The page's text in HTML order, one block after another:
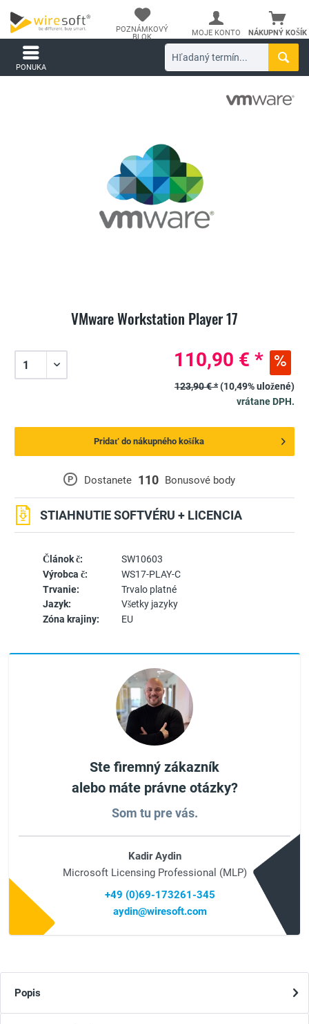
NÁKUPNÝ KOŠÍK
POZNÁMKOVÝ
BLOK
MOJE KONTO
PONUKA
VMware Workstation Player 17
Článok č:
SW10603
Výrobca č:
WS17-PLAY-C
Trvanie:
Trvalo platné
Jazyk:
Všetky jazyky
Zóna krajiny:
EU
P Dostanete 110 Bonusové body
STIAHNUTIE SOFTVÉRU + LICENCIA
110,90 € *
123,90 € *(10,49% uložené)
vrátane DPH.
Pridať do nákupného košíka
Ste firemný zákazník
alebo máte právne otázky?
Som tu pre vás.
Kadir Aydin
Microsoft Licensing Professional (MLP)
+49 (0)69-173261-345
aydin@wiresoft.com
Popis